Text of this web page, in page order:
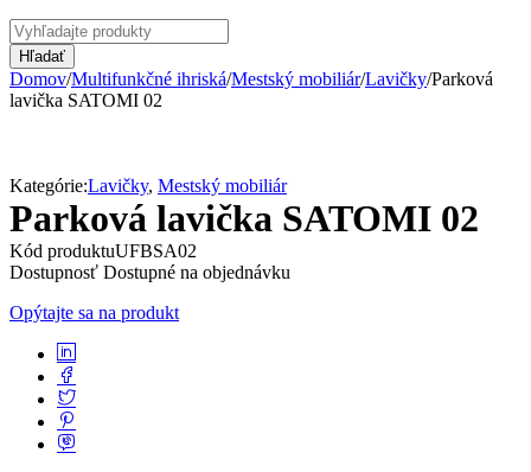
Domov/Multifunkčné ihriská/Mestský mobiliár/Lavičky/Parková
lavička SATOMI 02
Kategórie:Lavičky, Mestský mobiliár
Parková lavička SATOMI 02
Kód produktuUFBSA02
Dostupnosť Dostupné na objednávku
Opýtajte sa na produkt